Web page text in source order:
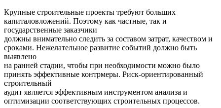
Крупные строительные проекты требуют больших
капиталовложений. Поэтому как частные, так и
государственные заказчики
должны внимательно следить за составом затрат, качеством и
сроками. Нежелательное развитие событий должно быть
выявлено
на ранней стадии, чтобы при необходимости можно было
принять эффективные контрмеры. Риск-ориентированный
строительный
аудит является эффективным инструментом анализа и
оптимизации соответствующих строительных процессов.